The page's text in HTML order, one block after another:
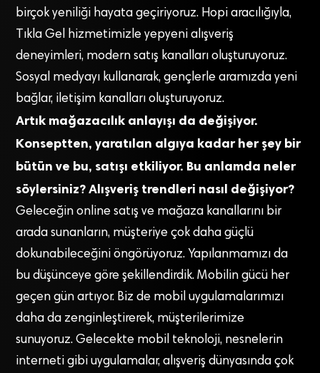
birçok yeniliği hayata geçiriyoruz. Hopi aracılığıyla,
Tıkla Gel hizmetimizle yepyeni alışveriş
deneyimleri, modern satış kanalları oluşturuyoruz.
Sosyal medyayı kullanarak, gençlerle aramızda yeni
bağlar, iletişim kanalları oluşturuyoruz.
Artık mağazacılık anlayışı da değişiyor.
Konseptten, yaratılan algıya kadar her şey bir
bütün ve bu, satışı etkiliyor. Bu anlamda neler
söylersiniz? Alışveriş trendleri nasıl değişiyor?
Geleceğin online satış ve mağaza kanallarını bir
arada sunanların, müşteriye çok daha güçlü
dokunabileceğini öngörüyoruz. Yapılanmamızı da
bu düşünceye göre şekillendirdik. Mobilin gücü her
geçen gün artıyor. Biz de mobil uygulamalarımızı
daha da zenginleştirerek, müşterilerimize
sunuyoruz. Gelecekte mobil teknoloji, nesnelerin
interneti gibi uygulamalar, alışveriş dünyasında çok